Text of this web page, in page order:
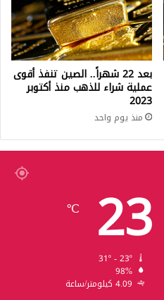
بعد 22 شهراً.. الصين تنفذ أقوى
عملية شراء للذهب منذ أكتوبر
2023
منذ يوم واحد
23
℃
98%
4.09 كيلومتر/ساعة